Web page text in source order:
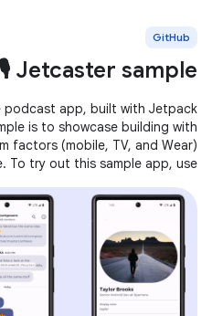
GitHub
Jetcaster sample 🎙️
podcast app, built with Jetpack
is to showcase building with
factors (mobile, TV, and Wear)
To try out this sample app, use